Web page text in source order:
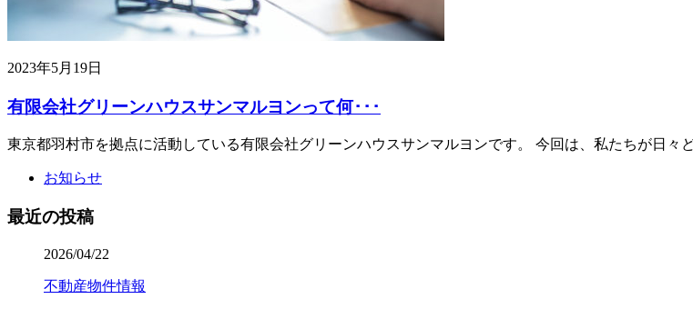
2023年5月19日
有限会社グリーンハウスサンマルヨンって何･･･
東京都羽村市を拠点に活動している有限会社グリーンハウスサンマルヨンです。 今回は、私たちが日
お知らせ
最近の投稿
2026/04/22
不動産物件情報